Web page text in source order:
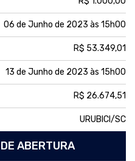
06 de Junho de 2023 às 15h00
R$ 53.349,01
13 de Junho de 2023 às 15h00
R$ 26.674,51
URUBICI/SC
ABERTURA